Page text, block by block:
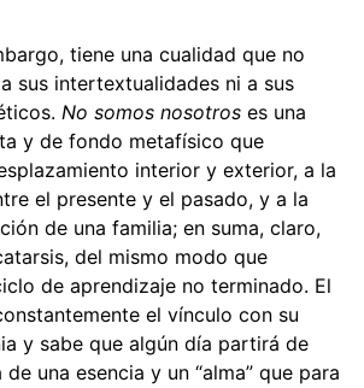
tiene una cualidad que no
sus intertextualidades ni a sus
No somos nosotros es una
y de fondo metafísico que
interior y exterior, a la
el presente y el pasado, y a la
de una familia; en suma, claro,
del mismo modo que
de aprendizaje no terminado. El
el vínculo con su
y sabe que algún día partirá de
una esencia y un “alma” que para